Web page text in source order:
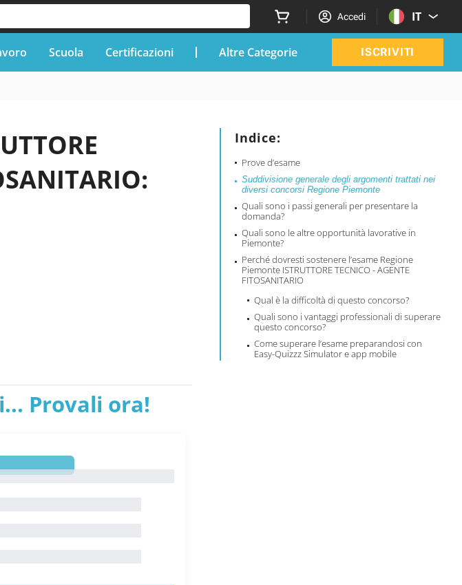
Accedi IT
Scuola Certificazioni Altre Categorie ISCRIVITI
Indice:
Prove d’esame
Suddivisione generale degli argomenti trattati nei
diversi concorsi Regione Piemonte
Quali sono i passi generali per presentare la
domanda?
Quali sono le altre opportunità lavorative in
Piemonte?
Perché dovresti sostenere l’esame Regione
Piemonte ISTRUTTORE TECNICO - AGENTE
FITOSANITARIO
Qual è la difficoltà di questo concorso?
Quali sono i vantaggi professionali di superare
questo concorso?
Come superare l’esame preparandosi con
Easy-Quizzz Simulator e app mobile
Provali ora!